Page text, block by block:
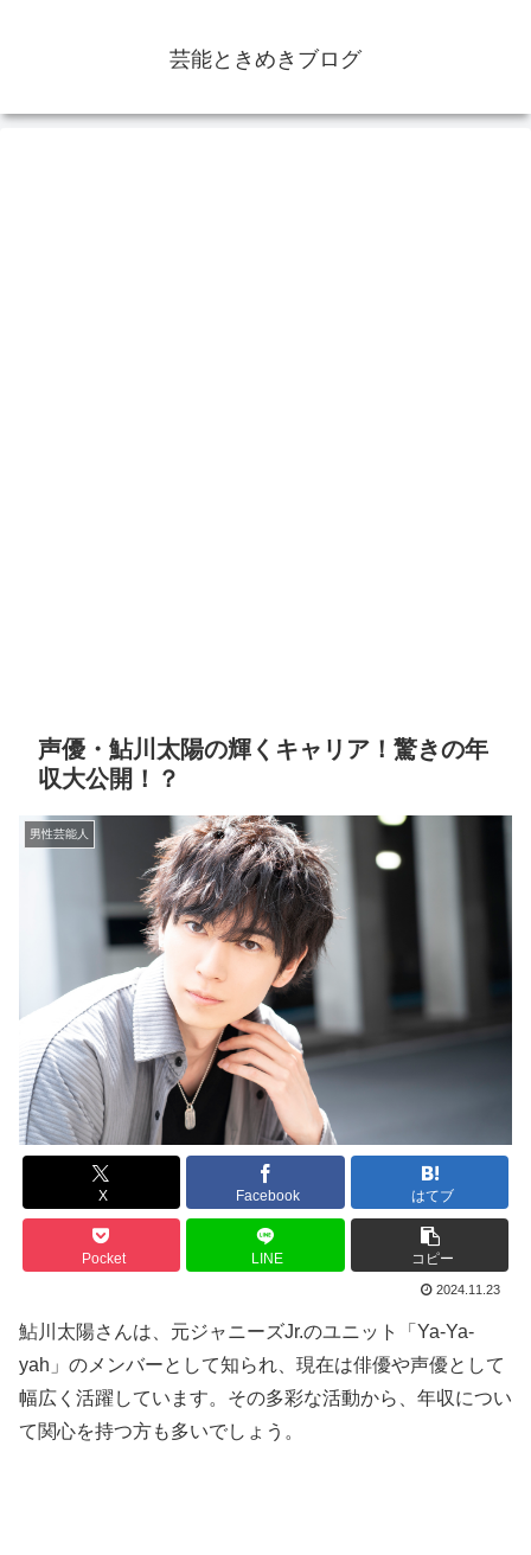
芸能ときめきブログ
声優・鮎川太陽の輝くキャリア！驚きの年
収大公開！？
男性芸能人
X Facebook はてブ
Pocket LINE コピー
2024.11.23
鮎川太陽さんは、元ジャニーズJr.のユニット「Ya-Ya-
yah」のメンバーとして知られ、現在は俳優や声優として
幅広く活躍しています。その多彩な活動から、年収につい
て関心を持つ方も多いでしょう。